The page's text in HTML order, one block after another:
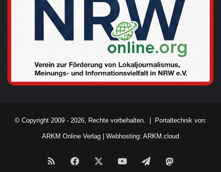
© Copyright 2009 - 2026, Rechte vorbehalten. | Portaltechnik von:
ARKM Online Verlag Webhosting: ARKM.cloud
RSS Facebook YouTubeTelegram